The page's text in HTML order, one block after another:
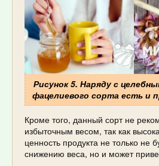
Рисунок 5. Наряду с
фацелиевого сорта есть и
Кроме того, данный сорт не
избыточным весом, так как
ценность продукта не только не
снижению веса, но и может